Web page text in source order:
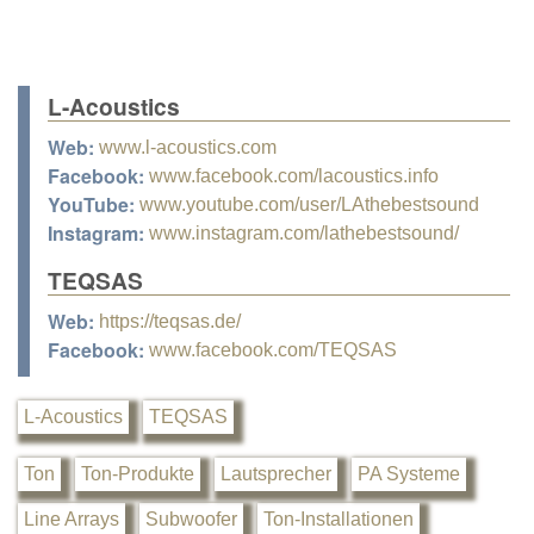
L-Acoustics
Web: www.l-acoustics.com
Facebook: www.facebook.com/lacoustics.info
YouTube: www.youtube.com/user/LAthebestsound
Instagram: www.instagram.com/lathebestsound/
TEQSAS
Web: https://teqsas.de/
Facebook: www.facebook.com/TEQSAS
L-Acoustics TEQSAS
Ton Ton-Produkte Lautsprecher PA Systeme
Line Arrays Subwoofer Ton-Installationen